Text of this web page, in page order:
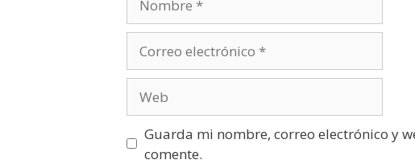
Guarda mi nombre, correo electrónico y
comente.